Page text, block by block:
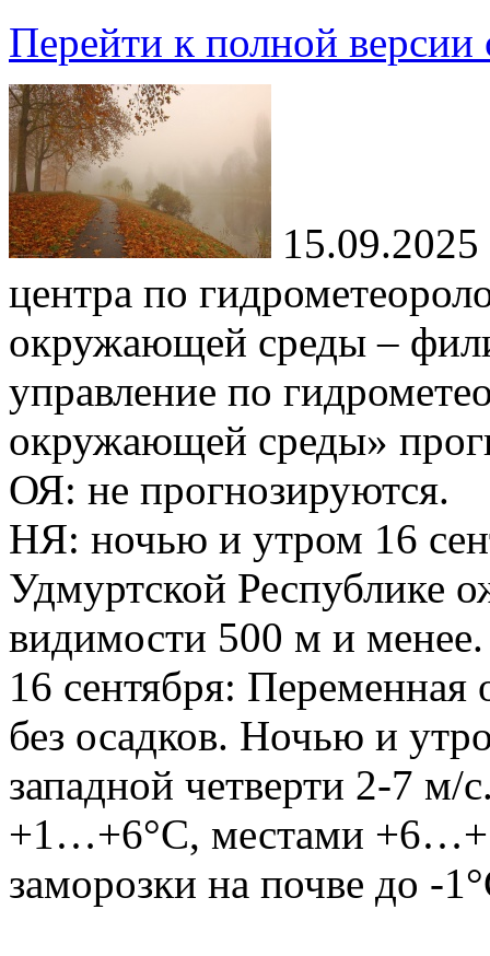
Перейти к полной версии
15.09.2025
центра по
окружающей среды –
управление по
окружающей среды»
ОЯ: не прогнозируются.
НЯ: ночью и утром 16
Удмуртской Республике
видимости 500 м и
16 сентября:
без осадков. Ночью и
западной четверти 2-7 м/
+1…+6°С, местами
заморозки на почве до